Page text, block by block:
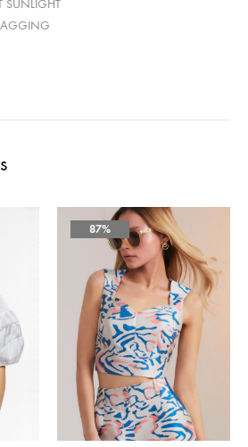
SUNLIGHT
87%